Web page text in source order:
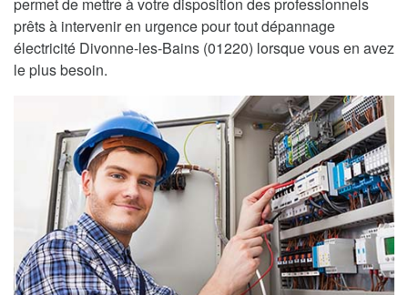
prêts à intervenir en urgence pour tout dépannage
électricité Divonne-les-Bains (01220) lorsque vous en avez
le plus besoin.